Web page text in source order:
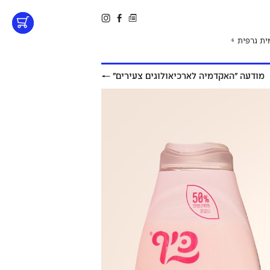
גרפית 6
מודעה ״האקדמיה לארכיאולוגים צעירים״ ←